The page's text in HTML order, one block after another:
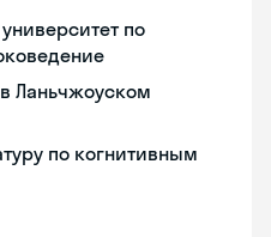
по
Ланьчжоуском
по когнитивным